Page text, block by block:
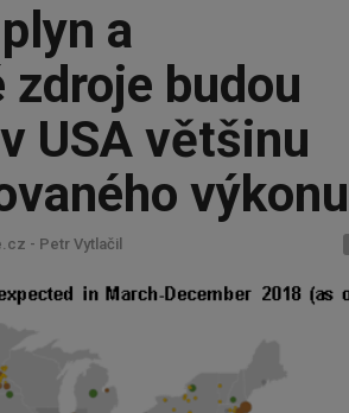
a
budou
USA většinu
výkonu
- Petr Vytlačil